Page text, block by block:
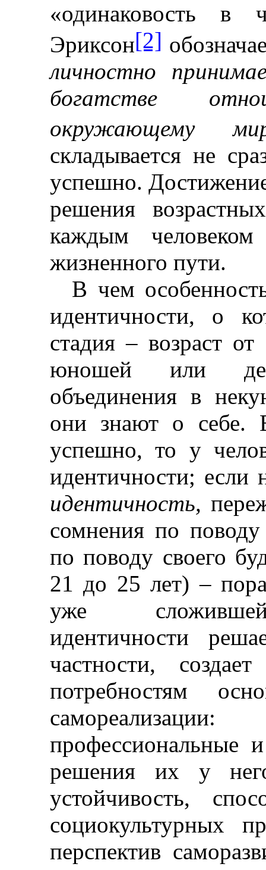
«одинаковость в
Эриксон[2]
личностно
богатстве
окружающему
складывается не
успешно.
решения
каждым
жизненного пути.
В чем
идентичности, о
стадия – возраст
юношей или
объединения в
они знают о себе.
успешно, то у
идентичности; если
идентичность,
сомнения по
по поводу своего
21 до 25 лет) –
уже
идентичности
частности,
потребностям
профессиональные
решения их у него
устойчивость,
социокультурных
перспектив